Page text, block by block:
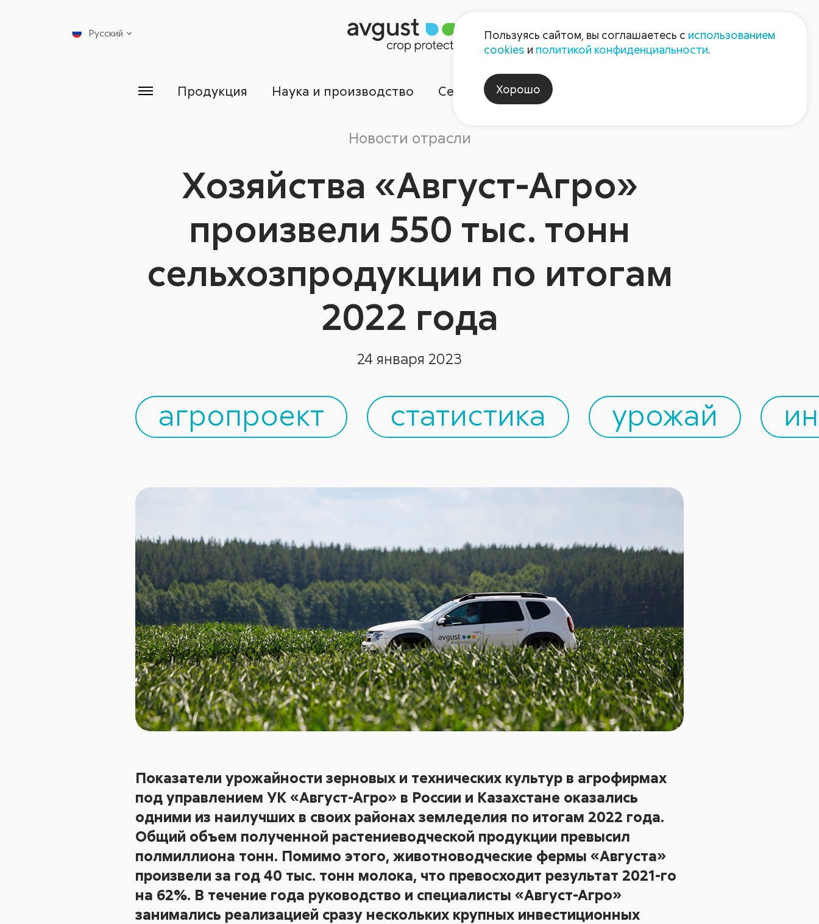
Пресс-центр Контакты
Русский
Продукция Наука и производство Сервисы Компания
Новости отрасли
Хозяйства «Август-Агро»
произвели 550 тыс. тонн
сельхозпродукции по итогам
2022 года
24 января 2023
агропроект статистика урожай
Показатели урожайности зерновых и технических культур в агрофирмах
под управлением УК «Август-Агро» в России и Казахстане оказались
одними из наилучших в своих районах земледелия по итогам 2022 года.
Общий объем полученной растениеводческой продукции превысил
полмиллиона тонн. Помимо этого, животноводческие фермы «Августа»
произвели за год 40 тыс. тонн молока, что превосходит результат 2021-го
на 62%. В течение года руководство и специалисты «Август-Агро»
занимались реализацией сразу нескольких крупных инвестиционных
Пользуясь сайтом, вы соглашаетесь с использованием
cookies и политикой конфиденциальности.
Хорошо